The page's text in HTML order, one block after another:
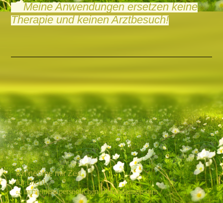
Meine Anwendungen ersetzen keine
Therapie und keinen Arztbesuch!
Ich nehme mir Zeit
für Dich!
... in meinem persönlichen Behandlungsraum